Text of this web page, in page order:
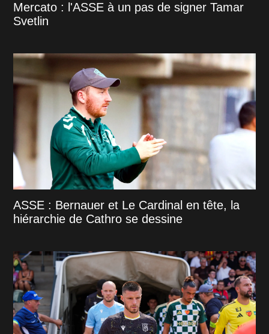
Mercato : l'ASSE à un pas de signer Tamar
Svetlin
ASSE : Bernauer et Le Cardinal en tête, la
hiérarchie de Cathro se dessine